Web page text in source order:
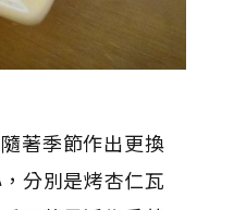
著季節作出更換
分別是烤杏仁瓦